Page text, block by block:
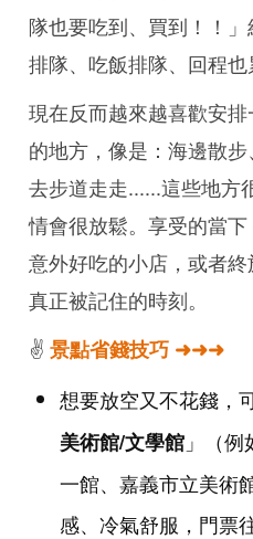
隊也要吃到、買到！！
排隊、吃飯排隊、回程
現在反而越來越喜歡安排
的地方，像是：海邊散步
去步道走走......這些地方
情會很放鬆。享受的當
意外好吃的小店，或者
真正被記住的時刻。
✌️ 景點省錢技巧 ➜➜➜
想要放空又不花錢，
美術館/文學館 」（
一館、嘉義市立美術
感、冷氣舒服，門票